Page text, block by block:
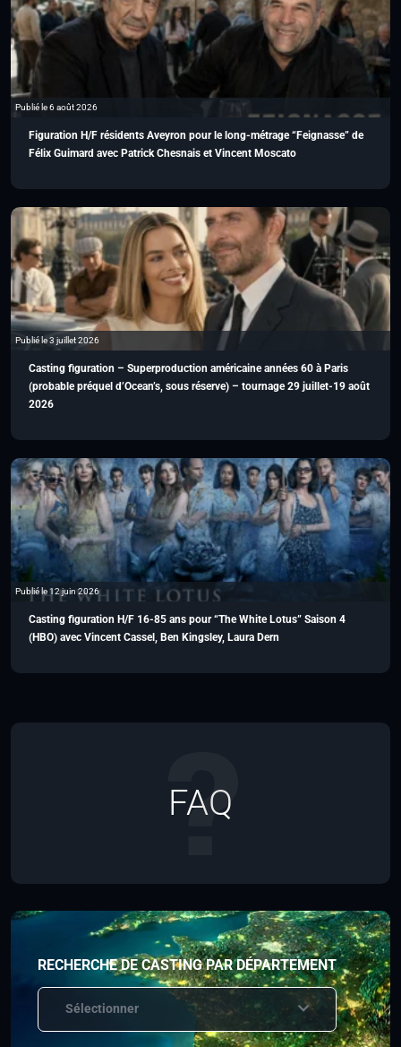
Publié le 6 août 2026
Figuration H/F résidents Aveyron pour le long-métrage “Feignasse” de
Félix Guimard avec Patrick Chesnais et Vincent Moscato
Publié le 3 juillet 2026
Casting figuration – Superproduction américaine années 60 à Paris
(probable préquel d’Ocean’s, sous réserve) – tournage 29 juillet-19 août
2026
Publié le 12 juin 2026
Casting figuration H/F 16-85 ans pour “The White Lotus” Saison 4
(HBO) avec Vincent Cassel, Ben Kingsley, Laura Dern
FAQ
RECHERCHE DE CASTING PAR DÉPARTEMENT
Sélectionner